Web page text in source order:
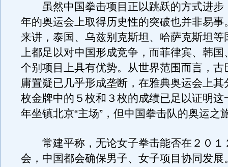
虽然中国拳击项目正以跳跃的方式进步
年的奥运会上取得历史性的突破也并非易事
来讲，泰国、乌兹别克斯坦、哈萨克斯坦等
上都足以对中国形成竞争，而菲律宾、韩国
个别项目上具有优势。从世界范围而言，古
庸置疑已几乎形成垄断，在雅典奥运会上其
枚金牌中的５枚和３枚的成绩已足以证明这
年坐镇北京“主场”，但中国拳击队的奥运之
常建平称，无论女子拳击能否在２０１
会，中国都会确保男子、女子项目协同发展